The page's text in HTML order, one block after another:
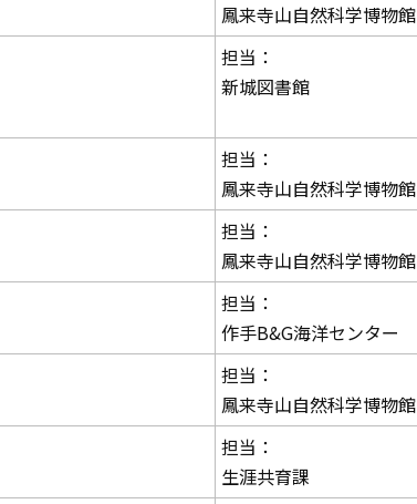
鳳来寺山自然科学博物館
担当：
新城図書館
担当：
鳳来寺山自然科学博物館
担当：
鳳来寺山自然科学博物館
担当：
作手B&G海洋センター
担当：
鳳来寺山自然科学博物館
担当：
生涯共育課